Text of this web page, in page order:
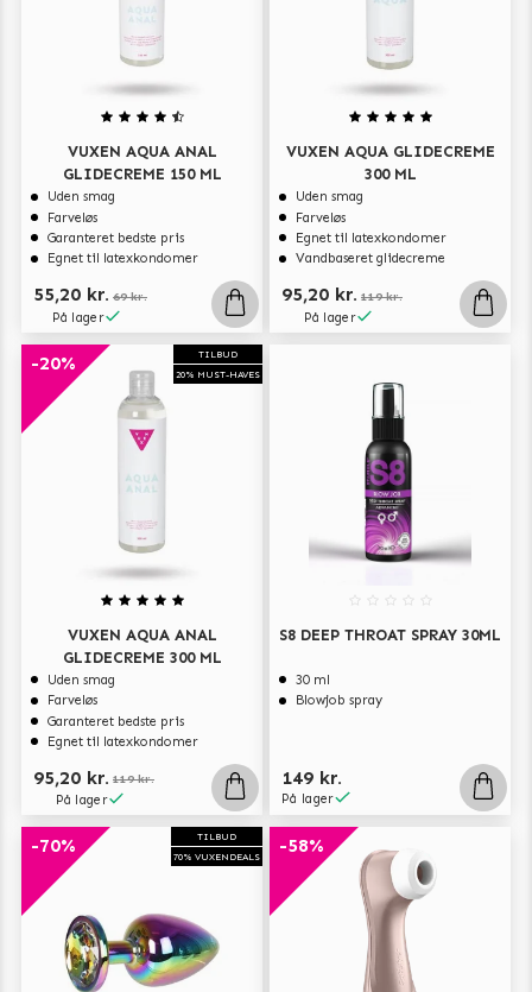
VUXEN AQUA ANAL
GLIDECREME 150 ML
Uden smag
Farveløs
Garanteret bedste pris
Egnet til latexkondomer
55,20 kr. 69 kr.
På lager
VUXEN AQUA GLIDECREME
300 ML
Uden smag
Farveløs
Egnet til latexkondomer
Vandbaseret glidecreme
95,20 kr. 119 kr.
På lager
TILBUD
20% MUST-HAVES
-20%
VUXEN AQUA ANAL
GLIDECREME 300 ML
Uden smag
Farveløs
Garanteret bedste pris
Egnet til latexkondomer
95,20 kr. 119 kr.
På lager
S8 DEEP THROAT SPRAY 30ML
30 ml
Blowjob spray
149 kr.
På lager
TILBUD
70% VUXENDEALS
-70% -58%